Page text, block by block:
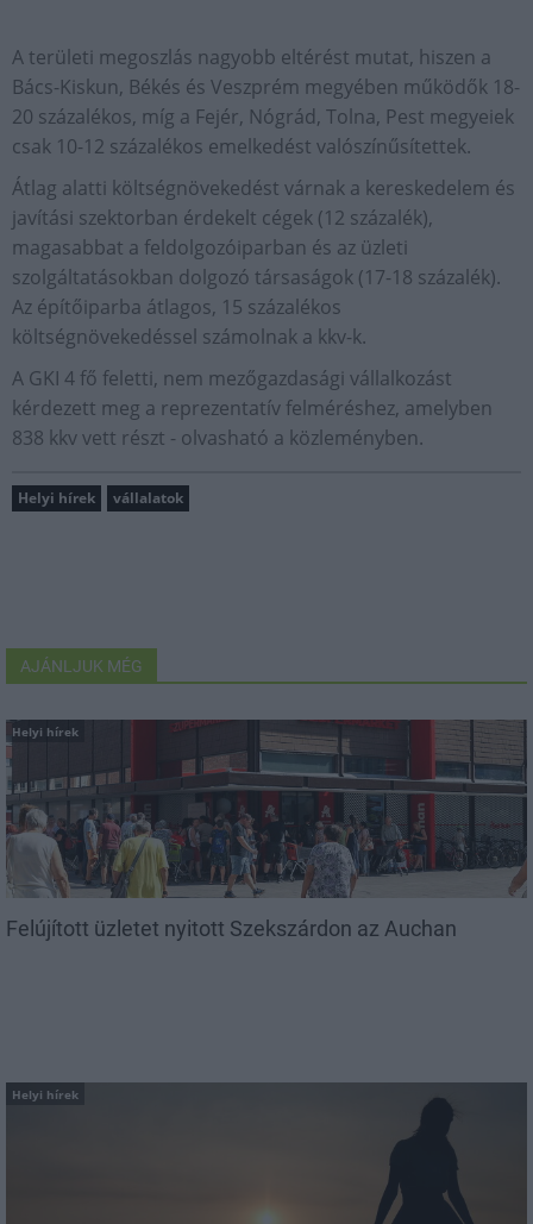
A területi megoszlás nagyobb eltérést mutat, hiszen a
Bács-Kiskun, Békés és Veszprém megyében működők 18-
20 százalékos, míg a Fejér, Nógrád, Tolna, Pest megyeiek
csak 10-12 százalékos emelkedést valószínűsítettek.
Átlag alatti költségnövekedést várnak a kereskedelem és
javítási szektorban érdekelt cégek (12 százalék),
magasabbat a feldolgozóiparban és az üzleti
szolgáltatásokban dolgozó társaságok (17-18 százalék).
Az építőiparba átlagos, 15 százalékos
költségnövekedéssel számolnak a kkv-k.
A GKI 4 fő feletti, nem mezőgazdasági vállalkozást
kérdezett meg a reprezentatív felméréshez, amelyben
838 kkv vett részt - olvasható a közleményben.
Helyi hírek vállalatok
AJÁNLJUK MÉG
Helyi hírek
Felújított üzletet nyitott Szekszárdon az Auchan
Helyi hírek